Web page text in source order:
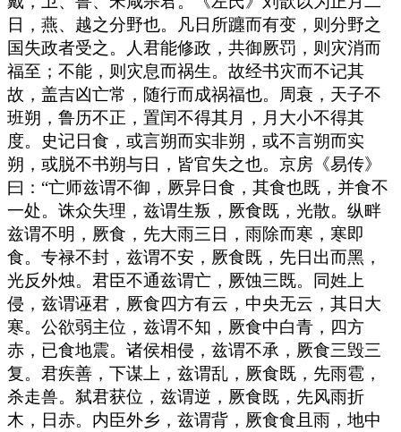
日，燕、越之分野也。凡日所躔而有变，则分野之
国失政者受之。人君能修政，共御厥罚，则灾消而
福至；不能，则灾息而祸生。故经书灾而不记其
故，盖吉凶亡常，随行而成祸福也。周衰，天子不
班朔，鲁历不正，置闰不得其月，月大小不得其
度。史记日食，或言朔而实非朔，或不言朔而实
朔，或脱不书朔与日，皆官失之也。京房《易传》
曰：“亡师兹谓不御，厥异日食，其食也既，并食不
一处。诛众失理，兹谓生叛，厥食既，光散。纵畔
兹谓不明，厥食，先大雨三日，雨除而寒，寒即
食。专禄不封，兹谓不安，厥食既，先日出而黑，
光反外烛。君臣不通兹谓亡，厥蚀三既。同姓上
侵，兹谓诬君，厥食四方有云，中央无云，其日大
寒。公欲弱主位，兹谓不知，厥食中白青，四方
赤，已食地震。诸侯相侵，兹谓不承，厥食三毁三
复。君疾善，下谋上，兹谓乱，厥食既，先雨雹，
杀走兽。弑君获位，兹谓逆，厥食既，先风雨折
木，日赤。内臣外乡，兹谓背，厥食食且雨，地中